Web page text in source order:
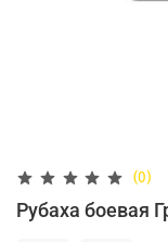
(0)
Рубаха боевая